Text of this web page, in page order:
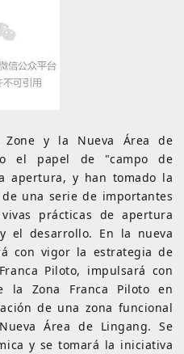
Zone y la Nueva Área de
el papel de "campo de
apertura, y han tomado la
una serie de importantes
prácticas de apertura
el desarrollo. En la nueva
con vigor la estrategia de
Piloto, impulsará con
la Zona Franca Piloto en
de una zona funcional
Área de Lingang. Se
y se tomará la iniciativa